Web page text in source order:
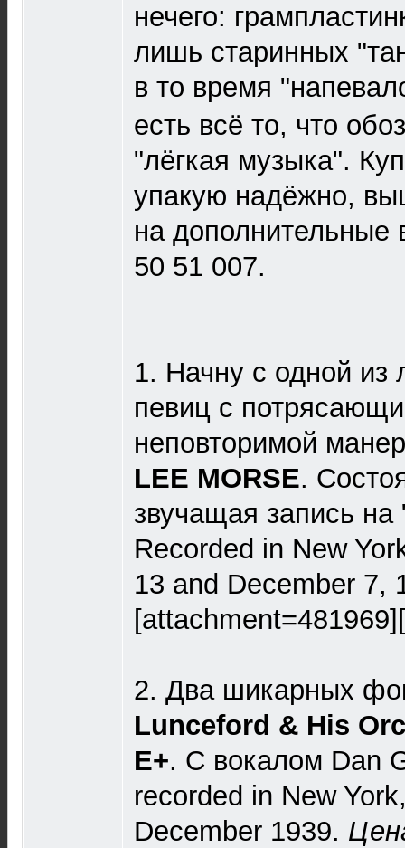
нечего:
лишь старинных
в то время
есть всё то, что
"лёгкая музыка".
упакую надёжно,
на дополнительные
50 51 007.
1. Начну с одной
певиц с
неповторимой
LEE MORSE.
звучащая запись
Recorded in New
13 and December 7,
2. Два шикарных
Lunceford & His
Е+. С вокалом Dan
recorded in New
December 1939.